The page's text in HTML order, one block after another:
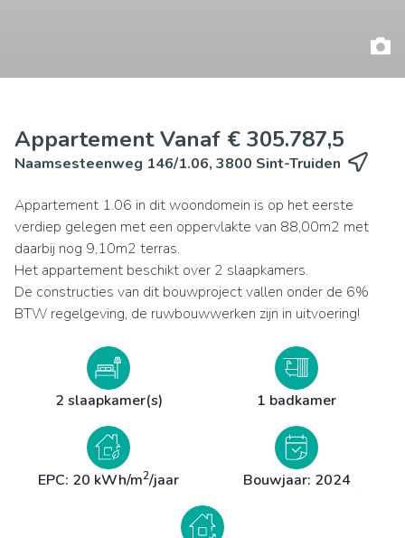
Appartement Vanaf € 305.787,5
Naamsesteenweg 146/1.06, 3800 Sint-Truiden
Appartement 1.06 in dit woondomein is op het eerste
verdiep gelegen met een oppervlakte van 88,00m2 met
daarbij nog 9,10m2 terras.
Het appartement beschikt over 2 slaapkamers.
De constructies van dit bouwproject vallen onder de 6%
BTW regelgeving, de ruwbouwwerken zijn in uitvoering!
2 slaapkamer(s) 1 badkamer
EPC: 20 kWh/m2/jaar Bouwjaar: 2024